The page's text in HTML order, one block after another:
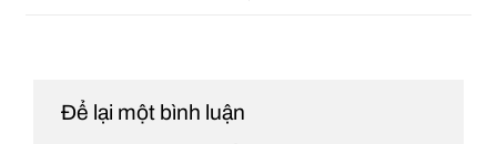
Để lại một bình luận